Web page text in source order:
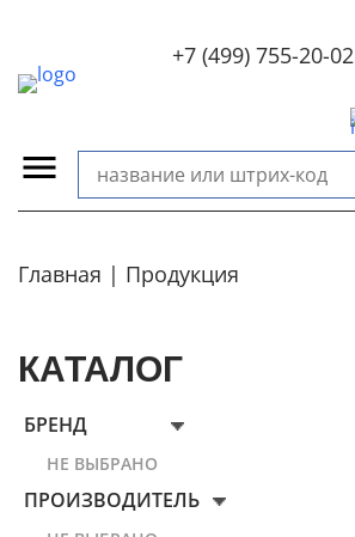
+7 (499) 755-20-02
Главная Продукция
КАТАЛОГ
БРЕНД
НЕ ВЫБРАНО
ПРОИЗВОДИТЕЛЬ